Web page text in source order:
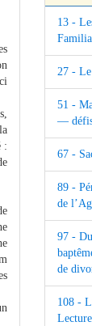
:
13 -
27 -
51 -
— défis
67 -
89 -
de
97 -
de
108 -